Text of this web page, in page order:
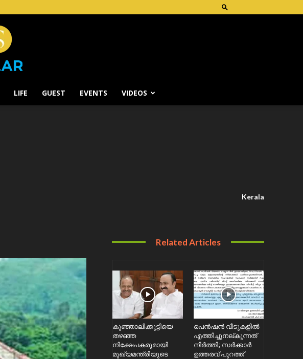
LIFE GUEST EVENTS VIDEOS
Kerala
Related Articles
കുഞ്ഞാലിക്കുട്ടിയെ
തഴഞ്ഞ
നിക്ഷേപകരുമായി
മുഖ്യമന്ത്രിയുടെ
പെൻഷൻ വീടുകളിൽ
എത്തിച്ചുനല്കുന്നത്
നിർത്തി; സര്‍ക്കാർ
ഉത്തരവ് പുറത്ത്